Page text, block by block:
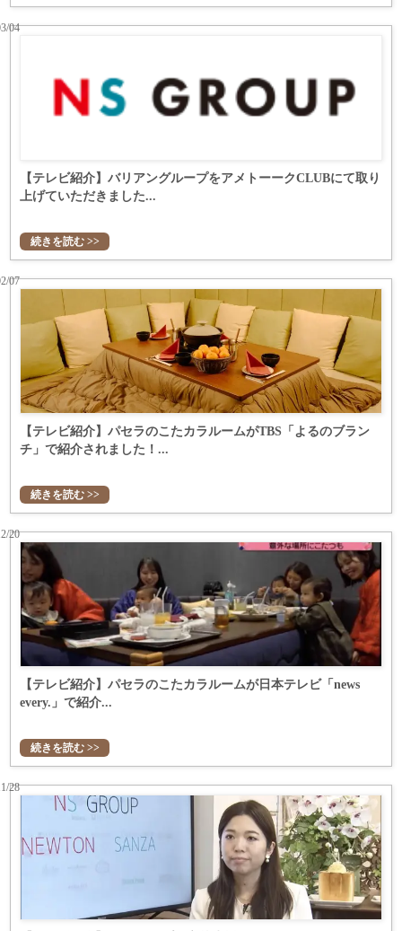
【テレビ紹介】バリアングループをアメトーークCLUBにて取り
上げていただきました...
04
続きを読む >>
【テレビ紹介】パセラのこたカラルームがTBS「よるのブラン
チ」で紹介されました！...
07
続きを読む >>
【テレビ紹介】パセラのこたカラルームが日本テレビ「news
every.」で紹介...
20
続きを読む >>
28